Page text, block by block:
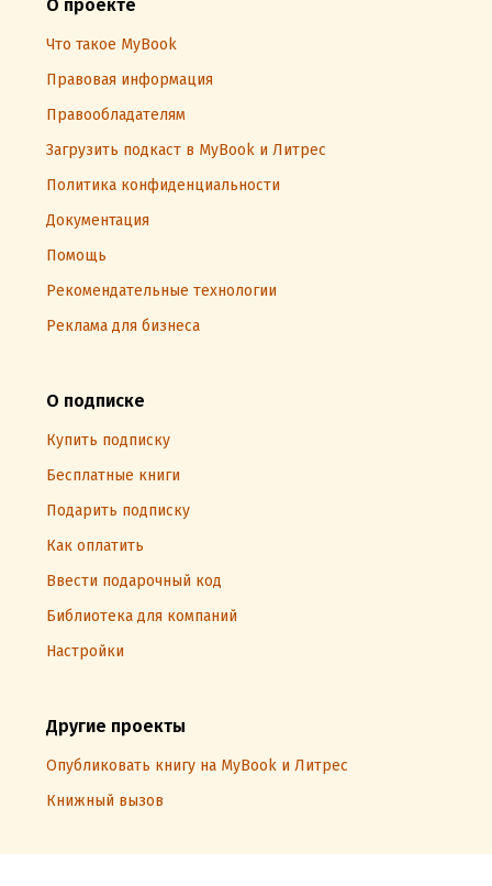
О проекте
Что такое MyBook
Правовая информация
Правообладателям
Загрузить подкаст в MyBook и Литрес
Политика конфиденциальности
Документация
Помощь
Рекомендательные технологии
Реклама для бизнеса
О подписке
Купить подписку
Бесплатные книги
Подарить подписку
Как оплатить
Ввести подарочный код
Библиотека для компаний
Настройки
Другие проекты
Опубликовать книгу на MyBook и Литрес
Книжный вызов